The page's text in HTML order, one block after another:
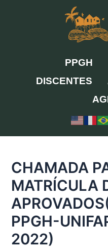
PPGH
DISCENTES
CHAMADA
MATRÍCULA
PPGH-
2022)